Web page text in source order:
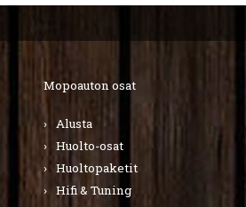
Mopoauton osat
Alusta
Huolto-osat
Huoltopaketit
Hifi & Tuning